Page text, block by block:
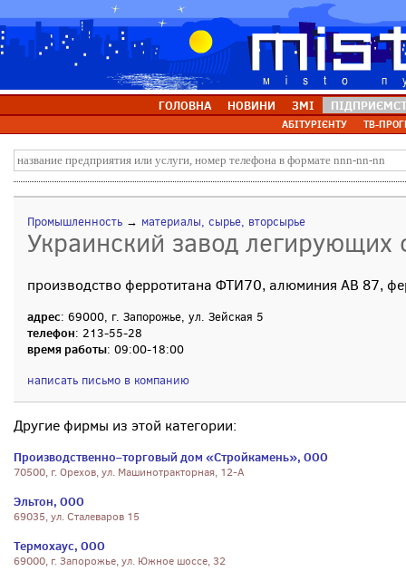
ГОЛОВНА НОВИНИ ЗМІ
АБІТУРІЄНТУ ТВ-
Промышленность → материалы, сырье, вторсырье
Украинский завод
производство ферротитана ФТИ70, алюминия АВ 87,
адрес: 69000, г. Запорожье, ул. Зейская 5
телефон: 213-55-28
время работы: 09:00-18:00
написать письмо в компанию
Другие фирмы из этой категории:
Производственно–торговый дом «Стройкамень», ООО
70500, г. Орехов, ул. Машинотракторная, 12-А
Эльтон, ООО
69035, ул. Сталеваров 15
Термохаус, ООО
69000, г. Запорожье, ул. Южное шоссе, 32